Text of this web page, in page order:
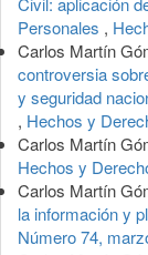
Personales ,
Carlos Martín
controversia
y seguridad
, Hechos y
Carlos Martín
Hechos y
Carlos Martín
la información y
Número 74,